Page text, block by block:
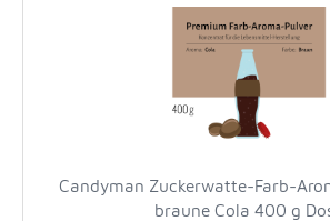
Candyman Zuckerwatte-Farb-
braune Cola 400 g